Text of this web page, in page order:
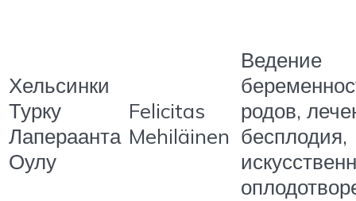
Хельсинки
Турку
Лапераанта
Оулу
Felicitas
Mehiläinen
Ведение
родов,
бесплодия,